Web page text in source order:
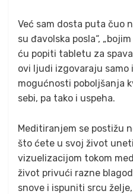
Već sam dosta puta čuo
su đavolska posla“,
ću popiti tabletu za
ovi ljudi izgovaraju samo
mogućnosti poboljšanja
sebi, pa tako i uspeha.
Meditiranjem se postižu
što ćete u svoj život
vizuelizacijom tokom
život privući razne
snove i ispuniti srcu